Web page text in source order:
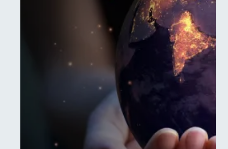
SAP Managed Services
Vertrauen Sie auf unsere SAP Managed
Services: Effiziente Verwaltung,
Überwachung und proaktive Wartung
für maximale Leistung und Sicherheit.